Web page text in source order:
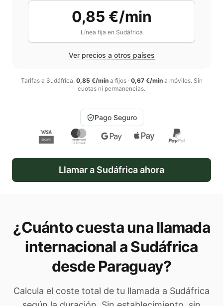
0,85 €/min
Línea fija en Sudáfrica
Ver precios a otros países
Tarifas a Sudáfrica: 0,85 €/mina fijos· 0,67 €/mina móviles. Sin
cuotas ni permanencias.
Pago Seguro
Llamar a Sudáfricaahora
¿Cuánto cuesta una llamada
internacional aSudáfrica
desde Paraguay?
Calcula el coste total de tu llamada a Sudáfrica